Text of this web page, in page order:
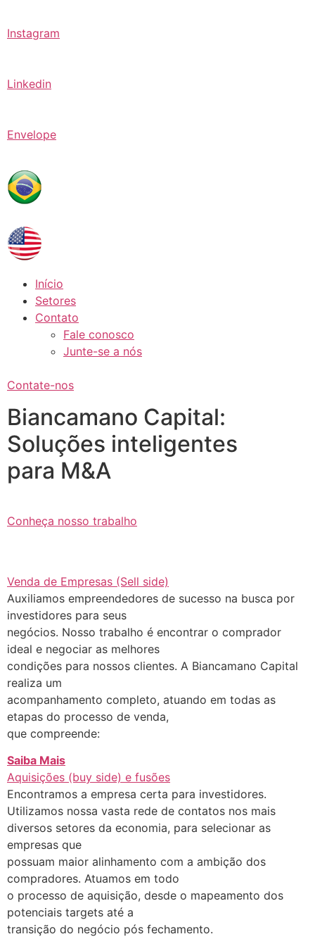
Instagram
Linkedin
Envelope
Início
Setores
Contato
Fale conosco
Junte-se a nós
Contate-nos
Biancamano Capital:
Soluções inteligentes
para M&A
Conheça nosso trabalho
Venda de Empresas (Sell side)
Auxiliamos empreendedores de sucesso na busca por
investidores para seus
negócios. Nosso trabalho é encontrar o comprador
ideal e negociar as melhores
condições para nossos clientes. A Biancamano Capital
realiza um
acompanhamento completo, atuando em todas as
etapas do processo de venda,
que compreende:
Saiba Mais
Aquisições (buy side) e fusões
Encontramos a empresa certa para investidores.
Utilizamos nossa vasta rede de contatos nos mais
diversos setores da economia, para selecionar as
empresas que
possuam maior alinhamento com a ambição dos
compradores. Atuamos em todo
o processo de aquisição, desde o mapeamento dos
potenciais targets até a
transição do negócio pós fechamento.